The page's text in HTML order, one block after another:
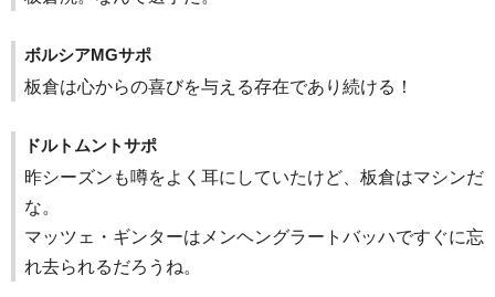
ボルシアMGサポ
板倉は心からの喜びを与える存在であり続ける！
ドルトムントサポ
昨シーズンも噂をよく耳にしていたけど、板倉はマシンだ
な。
マッツェ・ギンターはメンヘングラートバッハですぐに忘
れ去られるだろうね。